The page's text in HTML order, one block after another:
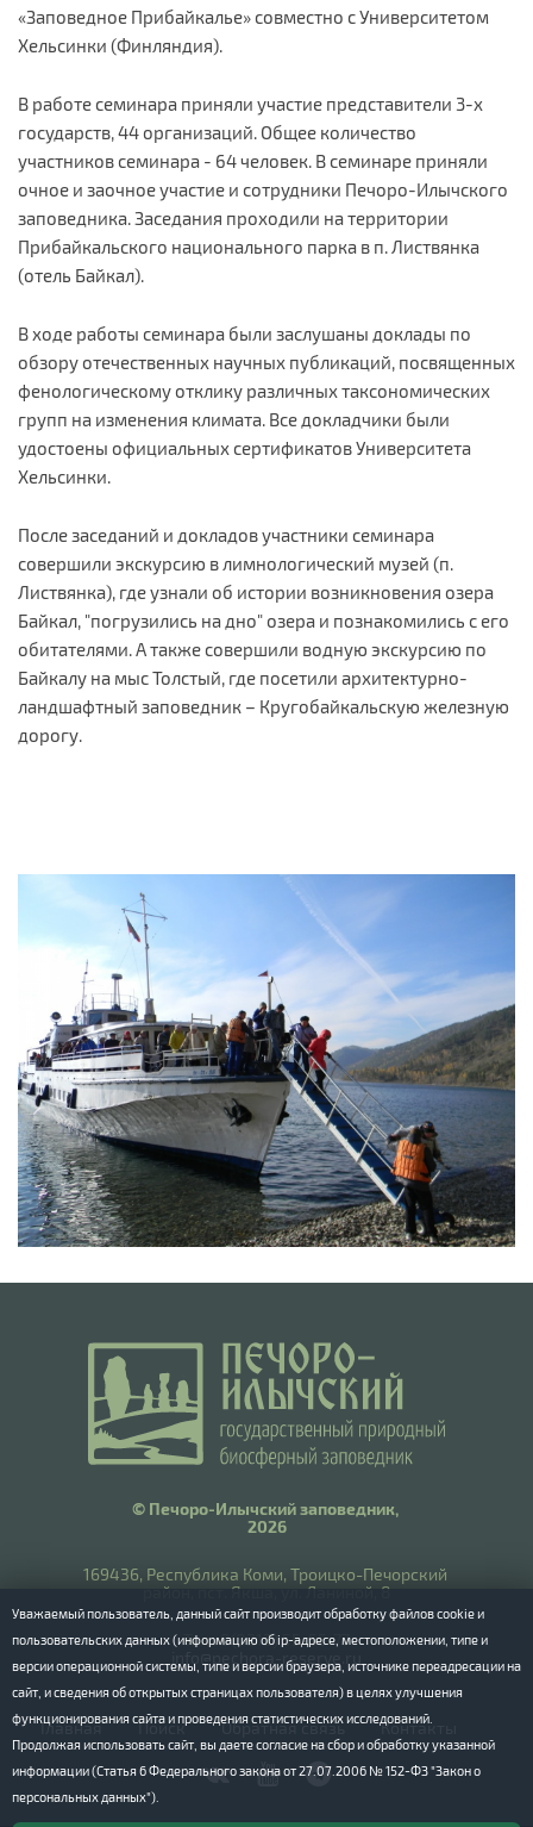
«Заповедное Прибайкалье» совместно с Университетом
Хельсинки (Финляндия).
В работе семинара приняли участие представители 3-х
государств, 44 организаций. Общее количество
участников семинара - 64 человек. В семинаре приняли
очное и заочное участие и сотрудники Печоро-Илычского
заповедника. Заседания проходили на территории
Прибайкальского национального парка в п. Листвянка
(отель Байкал).
В ходе работы семинара были заслушаны доклады по
обзору отечественных научных публикаций, посвященных
фенологическому отклику различных таксономических
групп на изменения климата. Все докладчики были
удостоены официальных сертификатов Университета
Хельсинки.
После заседаний и докладов участники семинара
совершили экскурсию в лимнологический музей (п.
Листвянка), где узнали об истории возникновения озера
Байкал, "погрузились на дно" озера и познакомились с его
обитателями. А также совершили водную экскурсию по
Байкалу на мыс Толстый, где посетили архитектурно-
ландшафтный заповедник – Кругобайкальскую железную
дорогу.
© Печоро-Илычский заповедник,
2026
169436, Республика Коми, Троицко-Печорский
район, пст. Якша, ул. Ланиной, 8
​Тел.: 8(8212) 55-55-77
info@pechora-reserve.ru
Главная Поиск Обратная связь Контакты
Уважаемый пользователь, данный сайт производит обработку файлов cookie и
пользовательских данных (информацию об ip-адресе, местоположении, типе и
версии операционной системы, типе и версии браузера, источнике переадресации на
сайт, и сведения об открытых страницах пользователя) в целях улучшения
функционирования сайта и проведения статистических исследований.
Продолжая использовать сайт, вы даете согласие на сбор и обработку указанной
информации (Статья 6 Федерального закона от 27.07.2006 № 152-ФЗ "Закон о
персональных данных").